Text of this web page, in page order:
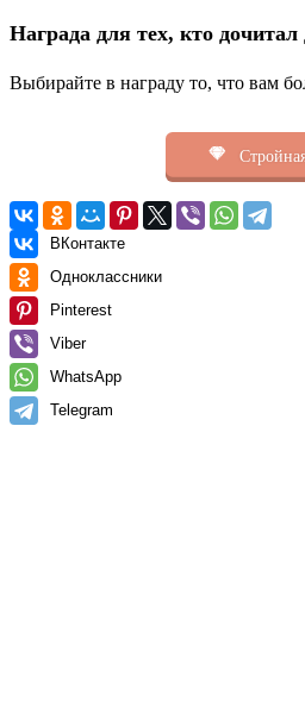
Награда для тех, кто
Выбирайте в награду то, что вам
ВКонтакте
Одноклассники
Pinterest
Viber
WhatsApp
Telegram